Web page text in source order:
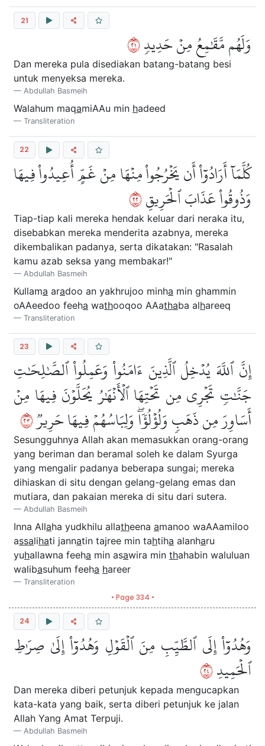
21
وَلَهُم مَّقَٰمِعُ مِنۡ حَدِيدٖ١٢
Dan mereka pula disediakan batang-batang besi
untuk menyeksa mereka.
Abdullah Basmeih
Walahum maqamiAAu min hadeed
Transliteration
22
كُلَّمَآ أَرَادُوٓاْ أَن يَخۡرُجُواْ مِنۡهَا مِنۡ غَمٍّ أُعِيدُواْ فِيهَا
وَذُوقُواْ عَذَابَ ٱلۡحَرِيقِ٢٢
Tiap-tiap kali mereka hendak keluar dari neraka itu,
disebabkan mereka menderita azabnya, mereka
dikembalikan padanya, serta dikatakan: "Rasalah
kamu azab seksa yang membakar!"
Abdullah Basmeih
Kullama aradoo an yakhrujoo minha min ghammin
oAAeedoo feeha wathooqoo AAathaba alhareeq
Transliteration
23
إِنَّ ٱللَّهَ يُدۡخِلُ ٱلَّذِينَ ءَامَنُواْ وَعَمِلُواْ ٱلصَّٰلِحَٰتِ
جَنَّٰتٖ تَجۡرِي مِن تَحۡتِهَا ٱلۡأَنۡهَٰرُ يُحَلَّوۡنَ فِيهَا مِنۡ
أَسَاوِرَ مِن ذَهَبٖ وَلُؤۡلُؤٗاۖ وَلِبَاسُهُمۡ فِيهَا حَرِيرٞ٣٢
Sesungguhnya Allah akan memasukkan orang-orang
yang beriman dan beramal soleh ke dalam Syurga
yang mengalir padanya beberapa sungai; mereka
dihiaskan di situ dengan gelang-gelang emas dan
mutiara, dan pakaian mereka di situ dari sutera.
Abdullah Basmeih
Inna Allaha yudkhilu allatheena amanoo waAAamiloo
assalihati jannatin tajree min tahtiha alanharu
yuhallawna feeha min asawira min thahabin waluluan
walibasuhum feeha hareer
Transliteration
• Page 334 •
24
وَهُدُوٓاْ إِلَى ٱلطَّيِّبِ مِنَ ٱلۡقَوۡلِ وَهُدُوٓاْ إِلَىٰ صِرَٰطِ
ٱلۡحَمِيدِ٤٢
Dan mereka diberi petunjuk kepada mengucapkan
kata-kata yang baik, serta diberi petunjuk ke jalan
Allah Yang Amat Terpuji.
Abdullah Basmeih